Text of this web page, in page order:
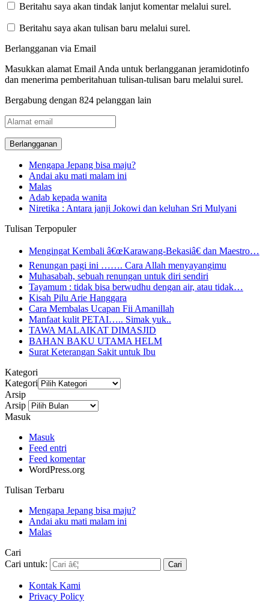
Beritahu saya akan tindak lanjut komentar melalui surel.
Beritahu saya akan tulisan baru melalui surel.
Berlangganan via Email
Masukkan alamat Email Anda untuk berlangganan jeramidotinfo
dan menerima pemberitahuan tulisan-tulisan baru melalui surel.
Bergabung dengan 824 pelanggan lain
Alamat
email
Mengapa Jepang bisa maju?
Andai aku mati malam ini
Malas
Adab kepada wanita
Niretika : Antara janji Jokowi dan keluhan Sri Mulyani
Tulisan Terpopuler
Mengingat Kembali â€œKarawang-Bekasiâ€ dan Maestro…
Renungan pagi ini ……. Cara Allah menyayangimu
Muhasabah, sebuah renungan untuk diri sendiri
Tayamum : tidak bisa berwudhu dengan air, atau tidak…
Kisah Pilu Arie Hanggara
Cara Membalas Ucapan Fii Amanillah
Manfaat kulit PETAI….. Simak yuk..
TAWA MALAIKAT DIMASJID
BAHAN BAKU UTAMA HELM
Surat Keterangan Sakit untuk Ibu
Kategori
Kategori
Arsip
Arsip
Masuk
Masuk
Feed entri
Feed komentar
WordPress.org
Tulisan Terbaru
Mengapa Jepang bisa maju?
Andai aku mati malam ini
Malas
Cari
Cari untuk:
Kontak Kami
Privacy Policy